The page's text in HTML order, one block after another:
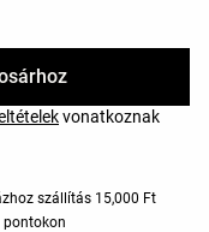
vonatkoznak
szállítás 15,000 Ft
pontokon